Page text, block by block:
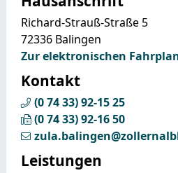
Richard-Strauß-Straße 5
72336 Balingen
Zur elektronischen
Kontakt
(07433) 92-1525
(07433) 92-1650
Leistungen